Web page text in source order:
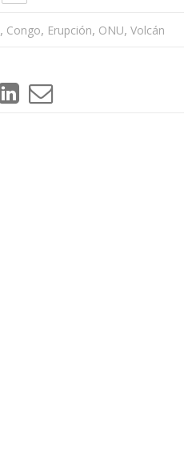
, Congo, Erupción, ONU, Volcán